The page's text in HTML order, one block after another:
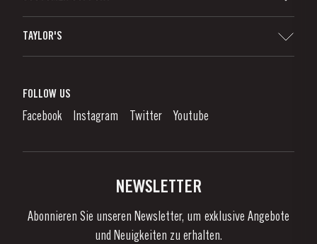
Denunciation Platform
Links
TAYLOR'S
Was Ist Portwein?
Portweingenuss
Nachrichten
FOLLOW US
Facebook Instagram Twitter Youtube
NEWSLETTER
Abonnieren Sie unseren Newsletter, um exklusive Angebote
und Neuigkeiten zu erhalten.